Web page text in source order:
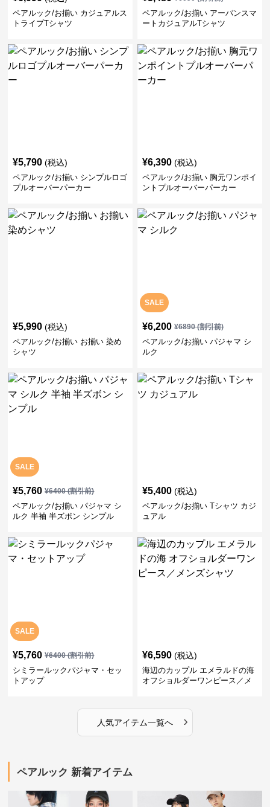
ペアルック/お揃い カジュアルス
トライプTシャツ
ペアルック/お揃い アーバンスマ
ートカジュアルTシャツ
¥5,790 (税込)
ペアルック/お揃い シンプルロゴ
プルオーバーパーカー
¥6,390 (税込)
ペアルック/お揃い 胸元ワンポイ
ントプルオーバーパーカー
¥5,990 (税込)
ペアルック/お揃い お揃い 染め
シャツ
SALE
¥6,200 ¥6890(割引前)
ペアルック/お揃い パジャマ シ
ルク
SALE
¥5,760 ¥6400(割引前)
ペアルック/お揃い パジャマ シ
ルク 半袖 半ズボン シンプル
¥5,400 (税込)
ペアルック/お揃い Tシャツ カジ
ュアル
SALE
¥5,760 ¥6400(割引前)
シミラールックパジャマ・セッ
トアップ
¥6,590 (税込)
海辺のカップル エメラルドの海
オフショルダーワンピース／メ
人気アイテム一覧へ ›
ペアルック 新着アイテム